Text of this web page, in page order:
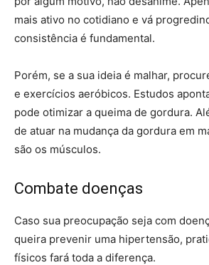
mais ativo no cotidiano e vá
consistência é fundamental.
Porém, se a sua ideia é malhar,
e exercícios aeróbicos. Estudos
pode otimizar a queima de gordura.
de atuar na mudança da gordura em
são os músculos.
Combate doenças
Caso sua preocupação seja com
queira prevenir uma hipertensão,
físicos fará toda a diferença.